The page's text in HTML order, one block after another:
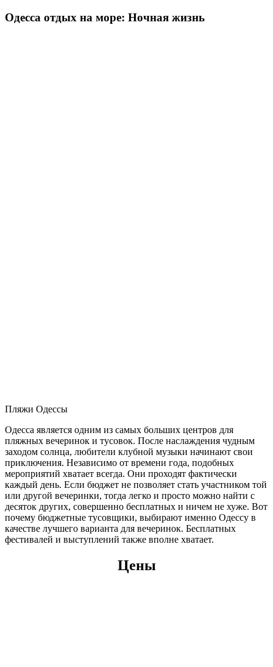
Одесса отдых на море: Ночная жизнь
Пляжи Одессы
Одесса является одним из самых больших центров для
пляжных вечеринок и тусовок. После наслаждения чудным
заходом солнца, любители клубной музыки начинают свои
приключения. Независимо от времени года, подобных
мероприятий хватает всегда. Они проходят фактически
каждый день. Если бюджет не позволяет стать участником той
или другой вечеринки, тогда легко и просто можно найти с
десяток других, совершенно бесплатных и ничем не хуже. Вот
почему бюджетные тусовщики, выбирают именно Одессу в
качестве лучшего варианта для вечеринок. Бесплатных
фестивалей и выступлений также вполне хватает.
Цены